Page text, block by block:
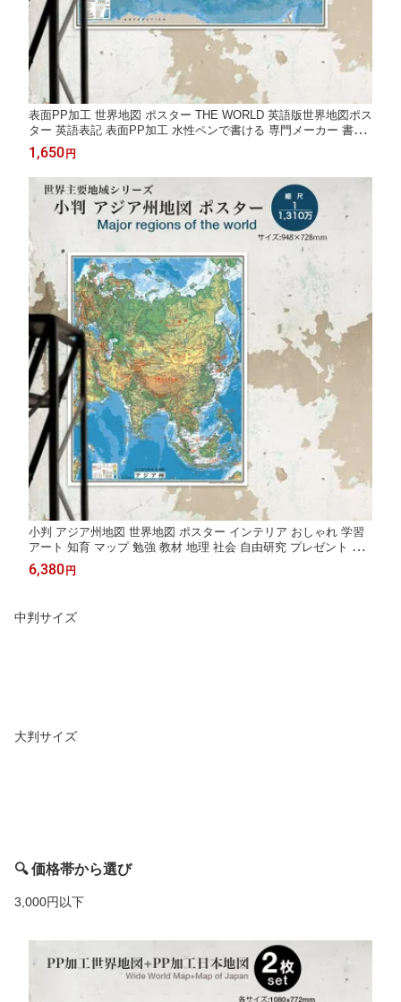
表面PP加工 世界地図 ポスター THE WORLD 英語版世界地図ポス
ター 英語表記 表面PP加工 水性ペンで書ける 専門メーカー 書き
込み 学習 小学生 中学生 塾 教室 教材 英語教育 地理 社会 受験 自
由研究 書斎 オフィス 壁掛け 日本製
1,650 円
小判 アジア州地図 世界地図 ポスター インテリア おしゃれ 学習
アート 知育 マップ 勉強 教材 地理 社会 自由研究 プレゼント ギ
フト 入学祝い 国旗
6,380 円
中判サイズ
大判サイズ
🔍 価格帯から選び
3,000円以下